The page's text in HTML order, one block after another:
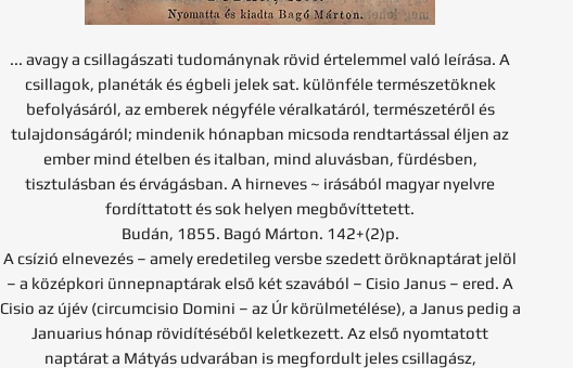
... avagy a csillagászati tudománynak rövid értelemmel való leírása. A
csillagok, planéták és égbeli jelek sat. különféle természetöknek
befolyásáról, az emberek négyféle véralkatáról, természetéről és
tulajdonságáról; mindenik hónapban micsoda rendtartással éljen az
ember mind ételben és italban, mind aluvásban, fürdésben,
tisztulásban és érvágásban. A hirneves ~ irásából magyar nyelvre
fordíttatott és sok helyen megbővíttetett.
Budán, 1855. Bagó Márton. 142+(2)p.
A csízió elnevezés – amely eredetileg versbe szedett öröknaptárat jelöl
– a középkori ünnepnaptárak első két szavából – Cisio Janus – ered. A
Cisio az újév (circumcisio Domini – az Úr körülmetélése), a Janus pedig a
Januarius hónap rövidítéséből keletkezett. Az első nyomtatott
naptárat a Mátyás udvarában is megfordult jeles csillagász,